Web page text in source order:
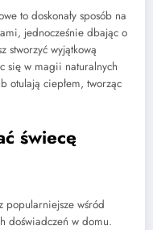
to doskonały sposób na
jednocześnie dbając o
stworzyć wyjątkową
się w magii naturalnych
otulają ciepłem, tworząc
świecę
popularniejsze wśród
doświadczeń w domu.